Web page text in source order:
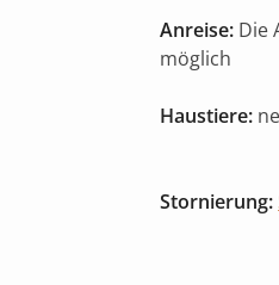
Anreise: Die
möglich
Haustiere:
Stornierung: